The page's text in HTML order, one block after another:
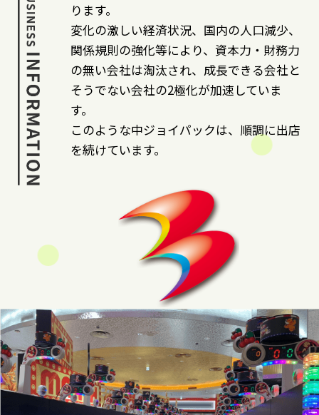
ります。
変化の激しい経済状況、国内の人口減少、
関係規則の強化等により、資本力・財務力
の無い会社は淘汰され、成長できる会社と
そうでない会社の2極化が加速していま
す。
このような中ジョイパックは、順調に出店
を続けています。